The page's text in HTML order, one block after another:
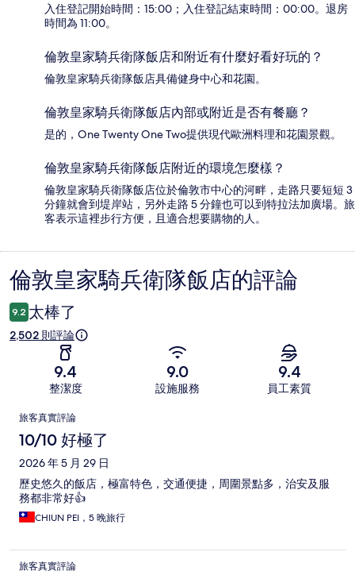
入住登記開始時間：15:00；入住登記結束時間：00:00。退房
時間為 11:00。
倫敦皇家騎兵衛隊飯店和附近有什麼好看好玩的？
倫敦皇家騎兵衛隊飯店具備健身中心和花園。
倫敦皇家騎兵衛隊飯店內部或附近是否有餐廳？
是的，One Twenty One Two提供現代歐洲料理和花園景觀。
倫敦皇家騎兵衛隊飯店附近的環境怎麼樣？
倫敦皇家騎兵衛隊飯店位於倫敦市中心的河畔，走路只要短短 3
分鐘就會到堤岸站，另外走路 5 分鐘也可以到特拉法加廣場。旅
客表示這裡步行方便，且適合想要購物的人。
評
論
倫敦皇家騎兵衛隊飯店的評論
9.2 太棒了
2,502 則評論
9.4
整潔度
9.0
設施服務
9.4
員工素質
評
論
旅客真實評論
10/10 好極了
2026 年 5 月 29 日
歷史悠久的飯店，極富特色，交通便捷，周圍景點多，治安及服
務都非常好👍
CHIUN PEI，5 晚旅行
旅客真實評論